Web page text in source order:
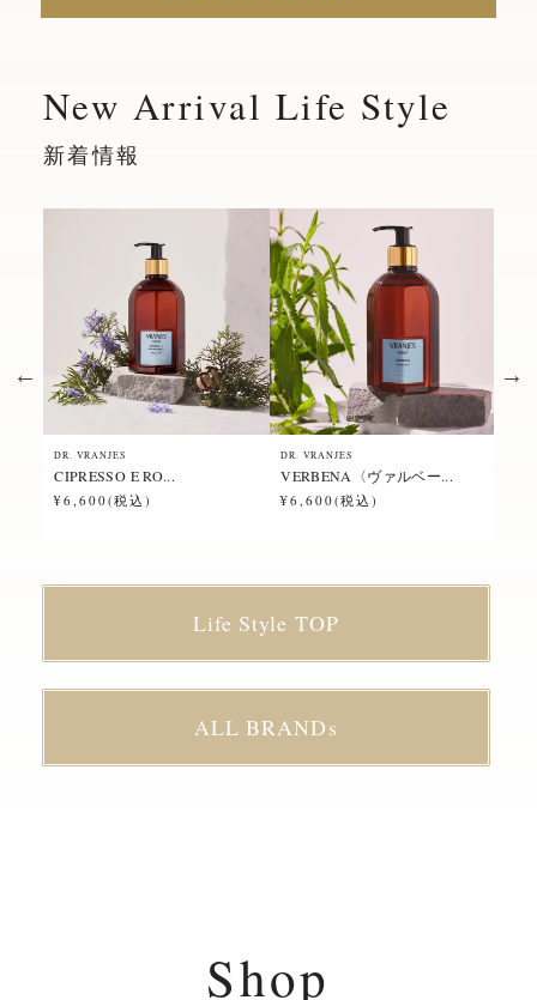
New Arrival Life Style
新着情報
DR. VRANJES
CIPRESSO E RO...
¥6,600(税込)
DR. VRANJES
VERBENA〈ヴァルベー...
¥6,600(税込)
Life Style TOP
ALL BRANDs
Shop